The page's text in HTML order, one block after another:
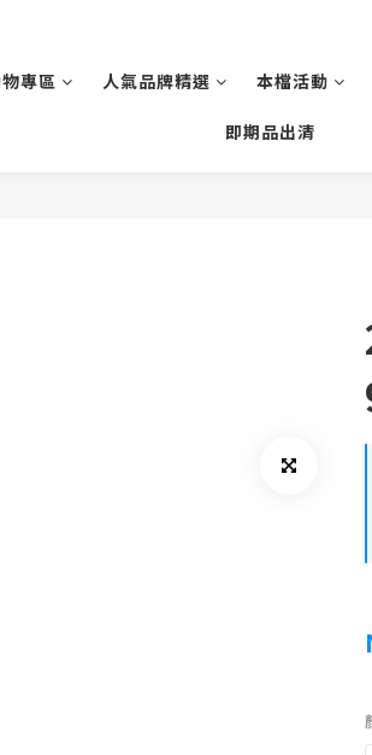
專區
人氣品牌精選 本檔活動
即期品出清